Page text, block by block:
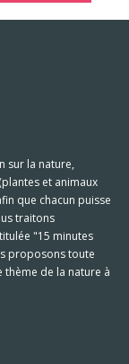
sur la nature,
et animaux
que chacun puisse
traitons
"15 minutes
proposons toute
de la nature à